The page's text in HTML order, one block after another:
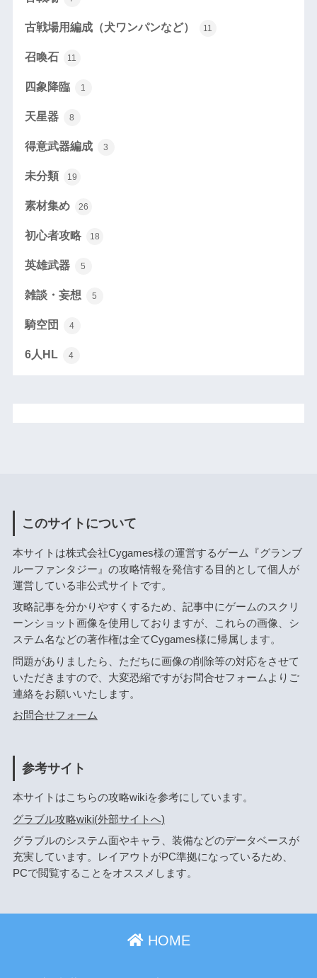
古戦場用編成（犬ワンパンなど） 11
召喚石 11
四象降臨 1
天星器 8
得意武器編成 3
未分類 19
素材集め 26
初心者攻略 18
英雄武器 5
雑談・妄想 5
騎空団 4
6人HL 4
このサイトについて
本サイトは株式会社Cygames様の運営するゲーム『グランブ
ルーファンタジー』の攻略情報を発信する目的として個人が
運営している非公式サイトです。
攻略記事を分かりやすくするため、記事中にゲームのスクリ
ーンショット画像を使用しておりますが、これらの画像、シ
ステム名などの著作権は全てCygames様に帰属します。
問題がありましたら、ただちに画像の削除等の対応をさせて
いただきますので、大変恐縮ですがお問合せフォームよりご
連絡をお願いいたします。
お問合せフォーム
参考サイト
本サイトはこちらの攻略wikiを参考にしています。
グラブル攻略wiki(外部サイトへ)
グラブルのシステム面やキャラ、装備などのデータベースが
充実しています。レイアウトがPC準拠になっているため、
PCで閲覧することをオススメします。
HOME